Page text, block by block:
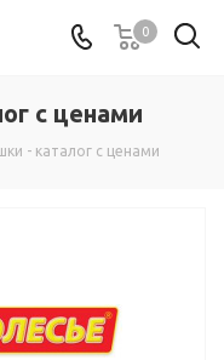
0
с ценами
- каталог с ценами